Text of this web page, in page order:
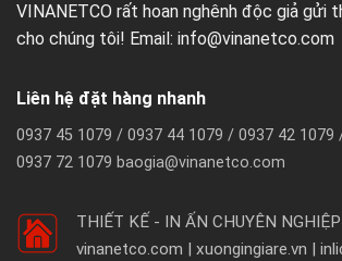
VINANETCO rất hoan nghênh độc giả gửi
cho chúng tôi! Email: info@vinanetco.com
Liên hệ đặt hàng nhanh
0937 45 1079 / 0937 44 1079 / 0937 42 1079
0937 72 1079 baogia@vinanetco.com
THIẾT KẾ - IN ẤN CHUYÊN
vinanetco.com | xuongingiare.vn |